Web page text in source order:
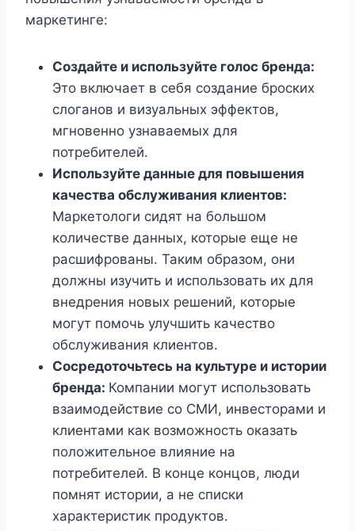
маркетинге:
Создайте и используйте голос бренда:
Это включает в себя создание броских
слоганов и визуальных эффектов,
мгновенно узнаваемых для
потребителей.
Используйте данные для повышения
качества обслуживания клиентов:
Маркетологи сидят на большом
количестве данных, которые еще не
расшифрованы. Таким образом, они
должны изучить и использовать их для
внедрения новых решений, которые
могут помочь улучшить качество
обслуживания клиентов.
Сосредоточьтесь на культуре и истории
бренда: Компании могут использовать
взаимодействие со СМИ, инвесторами и
клиентами как возможность оказать
положительное влияние на
потребителей. В конце концов, люди
помнят истории, а не списки
характеристик продуктов.